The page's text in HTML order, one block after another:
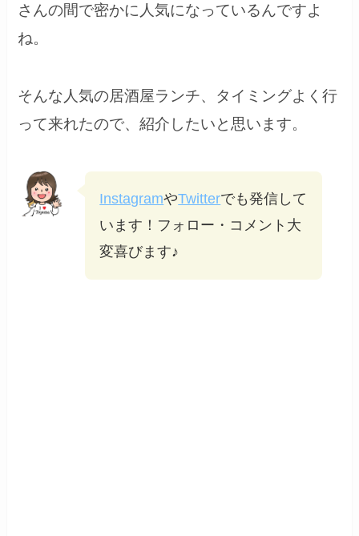
さんの間で密かに人気になっているんですよ
ね。
そんな人気の居酒屋ランチ、タイミングよく行
って来れたので、紹介したいと思います。
InstagramやTwitterでも発信して
います！フォロー・コメント大
変喜びます♪